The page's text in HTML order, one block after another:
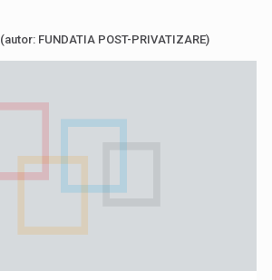
(autor: FUNDATIA POST-PRIVATIZARE)